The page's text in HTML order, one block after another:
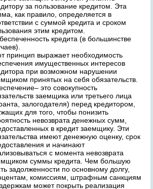
за пользование кредитом. Эта
как правило, определяется в
с суммой кредита и сроком
этим кредитом.
кредита (в большинстве
принцип выражает необходимость
имущественных интересов
при возможном нарушении
принятых на себя обязательств.
это совокупность
заемщика или третьего лица
залогодателя) перед кредитором,
для того, чтобы понизить
невозврата денежных сумм,
в кредит заемщику. Эти
имеют денежную оценку, срок
и начинают
с момента невозврата
суммы кредита. Чем большую
задолженности по основному долгу,
комиссиям, штрафным санкциям
может покрыть реализация